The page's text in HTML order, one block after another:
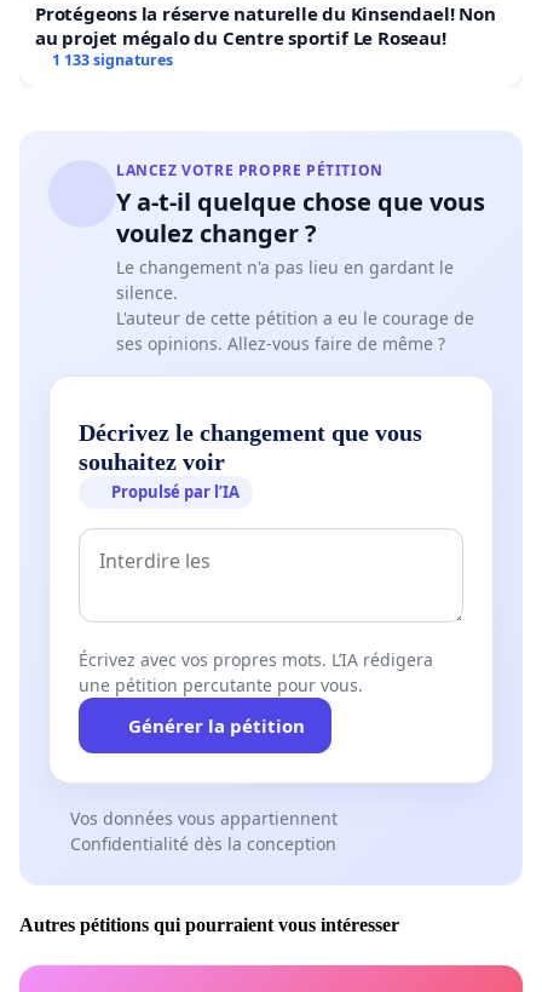
Protégeons la réserve naturelle du Kinsendael! Non
au projet mégalo du Centre sportif Le Roseau!
1 133 signatures
LANCEZ VOTRE PROPRE PÉTITION
Y a-t-il quelque chose que vous
voulez changer ?
Le changement n'a pas lieu en gardant le
silence.
L'auteur de cette pétition a eu le courage de
ses opinions. Allez-vous faire de même ?
Décrivez le changement que vous
souhaitez voir
Propulsé par l’IA
Écrivez avec vos propres mots. L’IA rédigera
une pétition percutante pour vous.
Générer la pétition
Vos données vous appartiennent
Confidentialité dès la conception
Autres pétitions qui pourraient vous intéresser